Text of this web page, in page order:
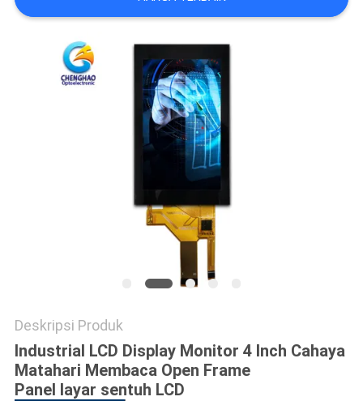
Deskripsi Produk
Industrial LCD Display Monitor 4 Inch Cahaya
Matahari Membaca Open Frame
Panel layar sentuh LCD